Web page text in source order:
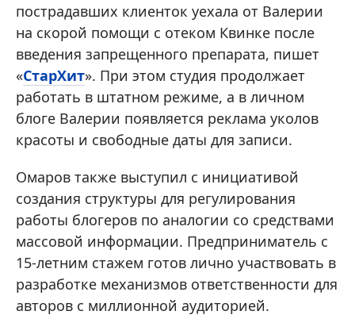
пострадавших клиенток уехала от Валерии
на скорой помощи с отеком Квинке после
введения запрещенного препарата, пишет
«СтарХит». При этом студия продолжает
работать в штатном режиме, а в личном
блоге Валерии появляется реклама уколов
красоты и свободные даты для записи.
Омаров также выступил с инициативой
создания структуры для регулирования
работы блогеров по аналогии со средствами
массовой информации. Предприниматель с
15-летним стажем готов лично участвовать в
разработке механизмов ответственности для
авторов с миллионной аудиторией.